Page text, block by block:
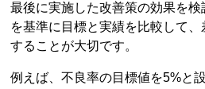
最後に実施した改善策の効果を
を基準に目標と実績を比較して
することが大切です。
例えば、不良率の目標値を5%と